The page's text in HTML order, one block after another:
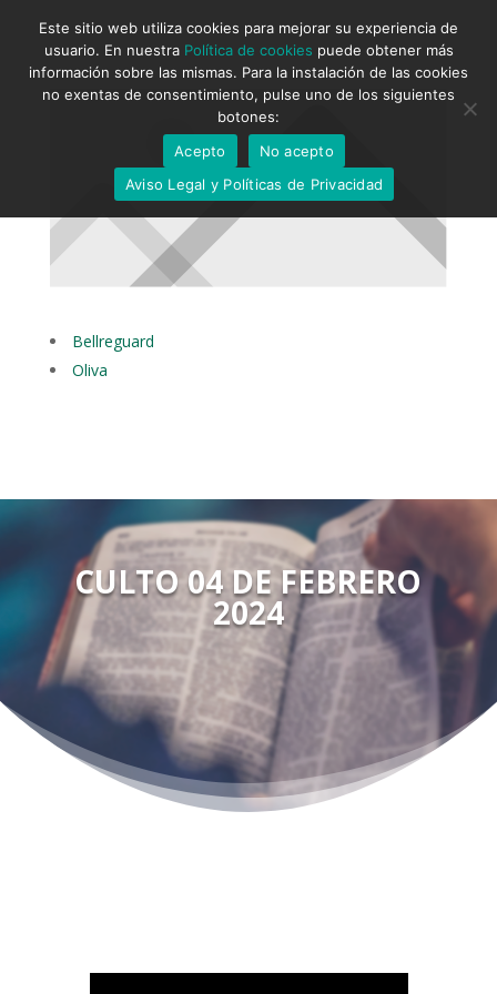
Bellreguard
Oliva
CULTO 04 DE FEBRERO
2024
Este sitio web utiliza cookies para mejorar su experiencia de
usuario. En nuestra Política de cookies puede obtener más
información sobre las mismas. Para la instalación de las cookies
no exentas de consentimiento, pulse uno de los siguientes
botones:
Acepto
No acepto
Aviso Legal y Políticas de Privacidad